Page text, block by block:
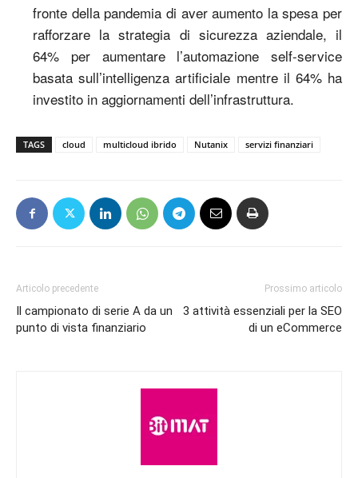
fronte della pandemia di aver aumento la spesa per
rafforzare la strategia di sicurezza aziendale, il
64% per aumentare l’automazione self-service
basata sull’intelligenza artificiale mentre il 64% ha
investito in aggiornamenti dell’infrastruttura.
TAGS cloud multicloud ibrido Nutanix servizi finanziari
Articolo precedente
Il campionato di serie A da un
punto di vista finanziario
Prossimo articolo
3 attività essenziali per la SEO
di un eCommerce